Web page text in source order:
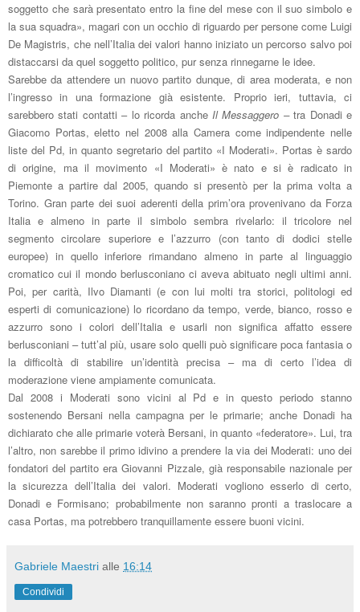
soggetto che sarà presentato entro la fine del mese con il suo simbolo e
la sua squadra», magari con un occhio di riguardo per persone come Luigi
De Magistris, che nell’Italia dei valori hanno iniziato un percorso salvo poi
distaccarsi da quel soggetto politico, pur senza rinnegarne le idee.
Sarebbe da attendere un nuovo partito dunque, di area moderata, e non
l’ingresso in una formazione già esistente. Proprio ieri, tuttavia, ci
sarebbero stati contatti – lo ricorda anche Il Messaggero –tra Donadi e
Giacomo Portas, eletto nel 2008 alla Camera come indipendente nelle
liste del Pd, in quanto segretario del partito «I Moderati». Portas è sardo
di origine, ma il movimento «I Moderati» è nato e si è radicato in
Piemonte a partire dal 2005, quando si presentò per la prima volta a
Torino. Gran parte dei suoi aderenti della prim’ora provenivano da Forza
Italia e almeno in parte il simbolo sembra rivelarlo: il tricolore nel
segmento circolare superiore e l’azzurro (con tanto di dodici stelle
europee) in quello inferiore rimandano almeno in parte al linguaggio
cromatico cui il mondo berlusconiano ci aveva abituato negli ultimi anni.
Poi, per carità, Ilvo Diamanti (e con lui molti tra storici, politologi ed
esperti di comunicazione) lo ricordano da tempo, verde, bianco, rosso e
azzurro sono i colori dell’Italia e usarli non significa affatto essere
berlusconiani – tutt’al più, usare solo quelli può significare poca fantasia o
la difficoltà di stabilire un’identità precisa – ma di certo l’idea di
moderazione viene ampiamente comunicata.
Dal 2008 i Moderati sono vicini al Pd e in questo periodo stanno
sostenendo Bersani nella campagna per le primarie; anche Donadi ha
dichiarato che alle primarie voterà Bersani, in quanto «federatore». Lui, tra
l’altro, non sarebbe il primo idivino a prendere la via dei Moderati: uno dei
fondatori del partito era Giovanni Pizzale, già responsabile nazionale per
la sicurezza dell’Italia dei valori. Moderati vogliono esserlo di certo,
Donadi e Formisano; probabilmente non saranno pronti a traslocare a
casa Portas, ma potrebbero tranquillamente essere buoni vicini.
Gabriele Maestri alle 16:14
Condividi